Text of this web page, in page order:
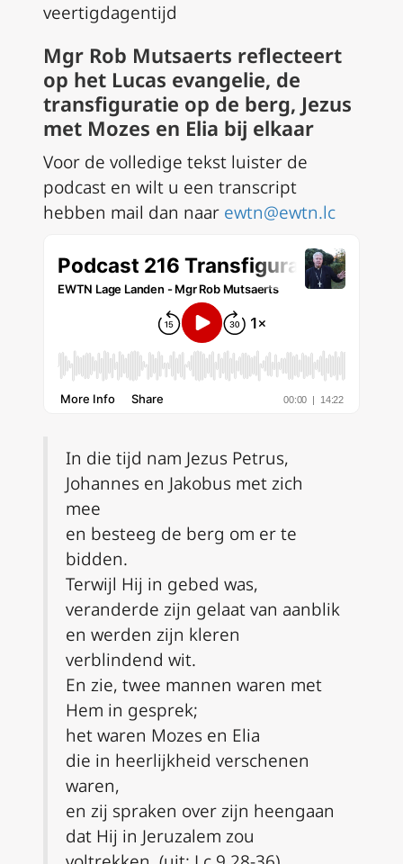
veertigdagentijd
Mgr Rob Mutsaerts reflecteert
op het Lucas evangelie, de
transfiguratie op de berg, Jezus
met Mozes en Elia bij elkaar
Voor de volledige tekst luister de
podcast en wilt u een transcript
hebben mail dan naar ewtn@ewtn.lc
In die tijd nam Jezus Petrus,
Johannes en Jakobus met zich
mee
en besteeg de berg om er te
bidden.
Terwijl Hij in gebed was,
veranderde zijn gelaat van aanblik
en werden zijn kleren
verblindend wit.
En zie, twee mannen waren met
Hem in gesprek;
het waren Mozes en Elia
die in heerlijkheid verschenen
waren,
en zij spraken over zijn heengaan
dat Hij in Jeruzalem zou